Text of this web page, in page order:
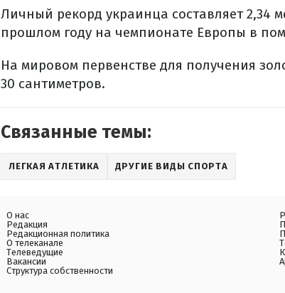
Личный рекорд украинца составляет 2,34
прошлом году на чемпионате Европы в
На мировом первенстве для получения
30 сантиметров.
Связанные темы:
ЛЕГКАЯ АТЛЕТИКА ДРУГИЕ ВИДЫ СПОРТА
О нас
Редакция
Редакционная политика
О телеканале
Телеведущие
Вакансии
Структура собственности